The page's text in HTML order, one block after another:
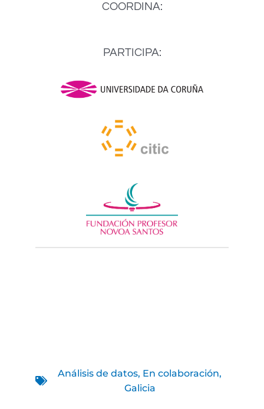
COORDINA:
PARTICIPA:
Análisis de datos, En colaboración,
Galicia